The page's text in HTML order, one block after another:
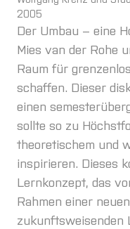
2005
Der Umbau – eine
Mies van der Rohe
Raum für
schaffen. Dieser
einen
sollte so zu
theoretischem und
inspirieren. Dieses
Lernkonzept, das
Rahmen einer
zukunftsweisenden